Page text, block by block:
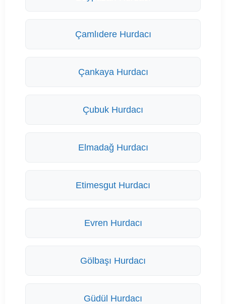
Çamlıdere Hurdacı
Çankaya Hurdacı
Çubuk Hurdacı
Elmadağ Hurdacı
Etimesgut Hurdacı
Evren Hurdacı
Gölbaşı Hurdacı
Güdül Hurdacı